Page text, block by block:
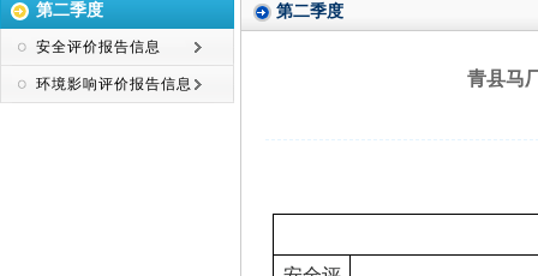
第二季度
安全评价报告信息
环境影响评价报告信息
第二季度
青县马